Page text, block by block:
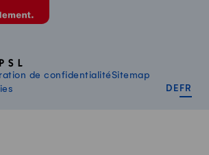
de confidentialitéSitemap
DE FR